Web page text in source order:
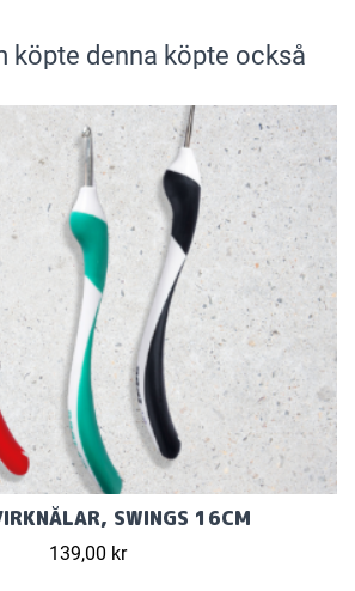
köpte denna köpte också
SWINGS 16CM
139,00 kr